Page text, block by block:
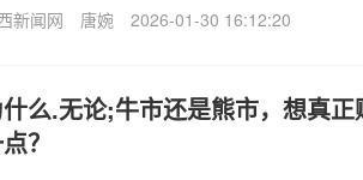
新闻网 唐婉 2026-01-30 16:12:20
么.无论;牛市还是熊市，想真
？